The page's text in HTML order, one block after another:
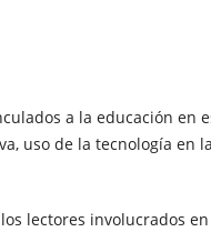
a la educación en
uso de la tecnología en
lectores involucrados